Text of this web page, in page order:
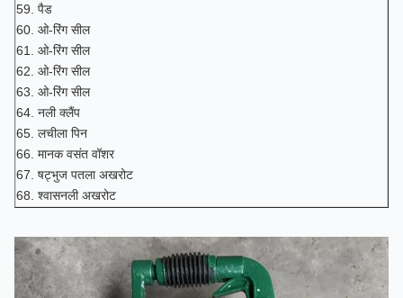
59. पैड
60. ओ-रिंग सील
61. ओ-रिंग सील
62. ओ-रिंग सील
63. ओ-रिंग सील
64. नली क्लैंप
65. लचीला पिन
66. मानक वसंत वॉशर
67. षट्भुज पतला अखरोट
68. श्वासनली अखरोट